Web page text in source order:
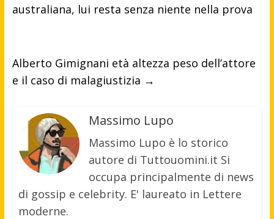
australiana, lui resta senza niente nella prova
Alberto Gimignani età altezza peso dell’attore
e il caso di malagiustizia →
Massimo Lupo
Massimo Lupo è lo storico
autore di Tuttouomini.it Si
occupa principalmente di news
di gossip e celebrity. E' laureato in Lettere
moderne.